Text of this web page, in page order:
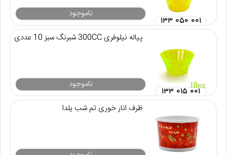
ناموجود
۱۳۳ ۰۵۰ ۰۰۱
پیاله نیلوفری 300CC شبرنگ سبز 10 عددی
ناموجود
۱۳۳ ۰۱۵ ۰۰۱
ظرف انار خوری تم شب یلدا